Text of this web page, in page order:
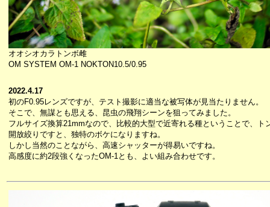
オオシオカラトンボ雌
OM SYSTEM OM-1 NOKTON10.5/0.95
2022.4.17
初のF0.95レンズですが、テスト撮影に適当な被写体が見当たりません。
そこで、無謀とも思える、昆虫の飛翔シーンを狙ってみました。
フルサイズ換算21mmなので、比較的大型で近寄れる種ということで、ト
開放絞りですと、独特のボケになりますね。
しかし当然のことながら、高速シャッターが得易いですね。
高感度に約2段強くなったOM-1とも、よい組み合わせです。